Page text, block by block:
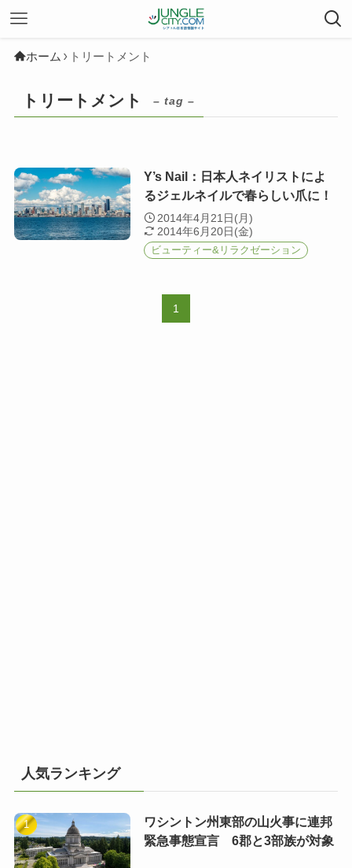
ホーム トリートメント
トリートメント – tag –
Y’s Nail：日本人ネイリストによ
るジェルネイルで春らしい爪に！
2014年4月21日(月)
2014年6月20日(金)
ビューティー&リラクゼーション
1
人気ランキング
ワシントン州東部の山火事に連邦
緊急事態宣言 6郡と3部族が対象